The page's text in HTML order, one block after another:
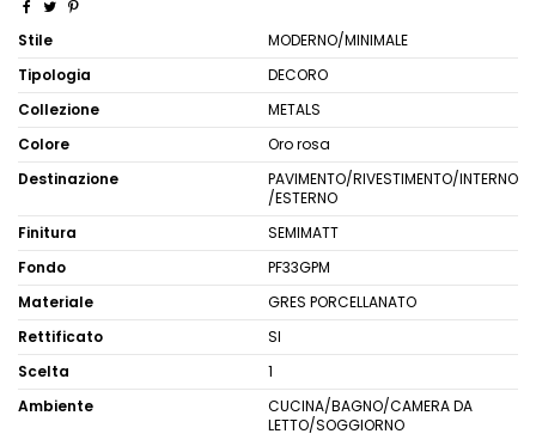
Stile
MODERNO/MINIMALE
Tipologia
DECORO
Collezione
METALS
Colore
Oro rosa
Destinazione
PAVIMENTO/RIVESTIMENTO/INTERNO
/ESTERNO
Finitura
SEMIMATT
Fondo
PF33GPM
Materiale
GRES PORCELLANATO
Rettificato
SI
Scelta
1
Ambiente
CUCINA/BAGNO/CAMERA DA
LETTO/SOGGIORNO